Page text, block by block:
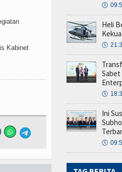
Kabinet
🕔
Heli
🕔
🕔
Ini
🕔